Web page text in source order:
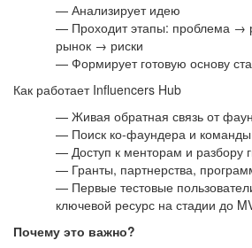
— Анализирует идею
— Проходит этапы: проблема
рынок → риски
— Формирует готовую основу
Как работает Influencers Hub
— Живая обратная связь от
— Поиск ко-фаундера и команды
— Доступ к менторам и разбору
— Гранты, партнерства,
— Первые тестовые
ключевой ресурс на стадии до
Почему это важно?